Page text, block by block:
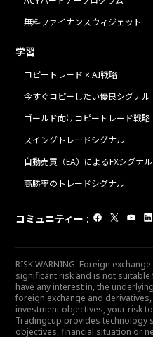
無料ファイナンスウィジェット
学習
コピートレード × AI戦略
今すぐコピーしたい優良シグナル
ゴールド向けコピートレード戦略
スイングトレードシグナル
自動売買（EA）によるFXシグナル
高勝率のトレードシグナル
コミュニティー :
RISK WARNING: Foreign
significant risk and is not
have any interest in, the
foreign exchange and
investment objectives, your risk
Tradingcup provides technology
objectives, financial situation or